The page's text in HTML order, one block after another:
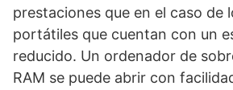
prestaciones que en el caso de
portátiles que cuentan con un
reducido. Un ordenador de
RAM se puede abrir con